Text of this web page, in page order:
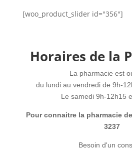
[woo_product_slider id="356"]
Horaires de la
La pharmacie est
du lundi au vendredi de 9h-
Le samedi 9h-12h15
Pour connaitre la pharmacie
3237
Besoin d'un